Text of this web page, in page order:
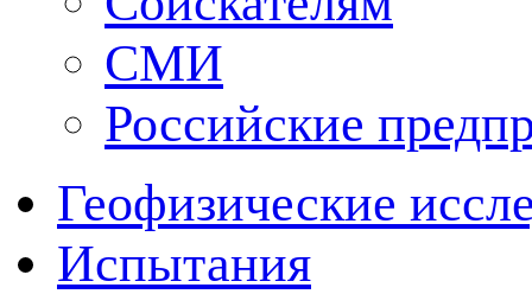
СМИ
Российские
Геофизические
Испытания